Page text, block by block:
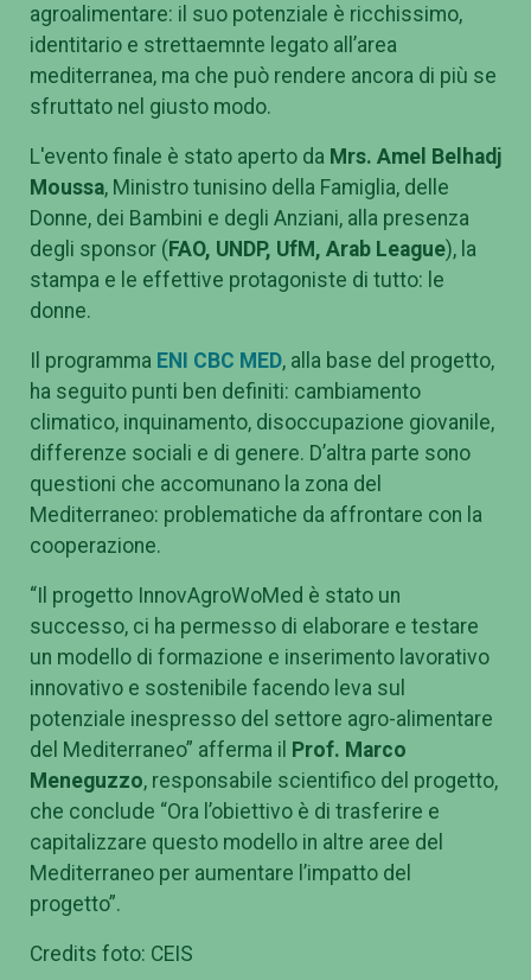
agroalimentare: il suo potenziale è ricchissimo,
identitario e strettaemnte legato all’area
mediterranea, ma che può rendere ancora di più se
sfruttato nel giusto modo.
L'evento finale è stato aperto da Mrs. Amel Belhadj
Moussa, Ministro tunisino della Famiglia, delle
Donne, dei Bambini e degli Anziani, alla presenza
degli sponsor (FAO, UNDP, UfM, Arab League), la
stampa e le effettive protagoniste di tutto: le
donne.
Il programma ENI CBC MED, alla base del progetto,
ha seguito punti ben definiti: cambiamento
climatico, inquinamento, disoccupazione giovanile,
differenze sociali e di genere. D’altra parte sono
questioni che accomunano la zona del
Mediterraneo: problematiche da affrontare con la
cooperazione.
“Il progetto InnovAgroWoMed è stato un
successo, ci ha permesso di elaborare e testare
un modello di formazione e inserimento lavorativo
innovativo e sostenibile facendo leva sul
potenziale inespresso del settore agro-alimentare
del Mediterraneo” afferma il Prof. Marco
Meneguzzo, responsabile scientifico del progetto,
che conclude “Ora l’obiettivo è di trasferire e
capitalizzare questo modello in altre aree del
Mediterraneo per aumentare l’impatto del
progetto”.
Credits foto: CEIS